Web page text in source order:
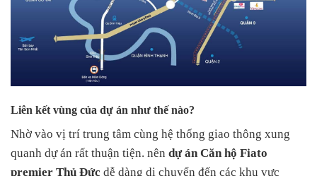
Liên kết vùng của dự án như thế nào?
Nhờ vào vị trí trung tâm cùng hệ thống giao thông xung
quanh dự án rất thuận tiện. nên dự ánCăn hộ Fiato
premier Thủ Đức dễ dàng di chuyển đến các khu vực